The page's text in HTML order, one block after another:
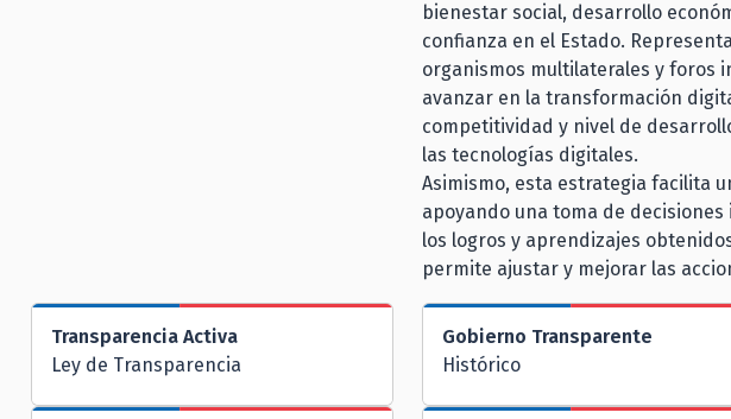
bienestar social, desarrollo
confianza en el Estado.
organismos multilaterales y foros
avanzar en la transformación
competitividad y nivel de
las tecnologías digitales.
Asimismo, esta estrategia facilita
apoyando una toma de
los logros y aprendizajes
permite ajustar y mejorar las
Transparencia Activa
Ley de Transparencia
Gobierno Transparente
Histórico